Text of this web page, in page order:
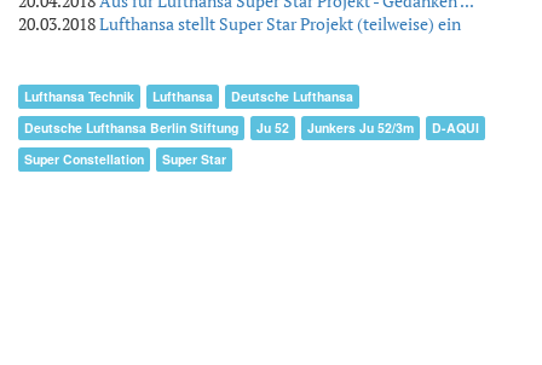
20.03.2018Lufthansa stellt Super Star Projekt (teilweise) ein
Lufthansa Technik Lufthansa
Deutsche Lufthansa
Deutsche Lufthansa Berlin Stiftung
Ju 52 Junkers Ju 52/3m
D-AQUI
Super Constellation
Super Star